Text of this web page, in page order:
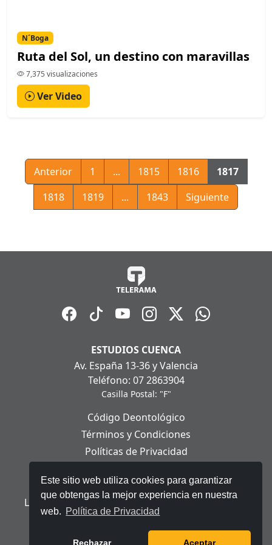
Este sitio web utiliza cookies para garantizar
que obtengas la mejor experiencia en nuestra
web. Política de Privacidad
Rechazar Aceptar
N´Boga
Ruta del Sol, un destino con maravillas
7,375 visualizaciones
Ver Video
Anterior 1 ... 1815 1816
1817
1818
1819 ... 1843 Siguiente
ESTUDIOS CUENCA
Av. España 13-36 y Valencia
Teléfono: 07 2863904
Casilla Postal: "F"
Código Deontológico
Términos y Condiciones
Políticas de Privacidad
Aviso Legal
Ley Orgánica de Protección de Datos Personales
© 2025 Telerama - Todos los derechos reservados.